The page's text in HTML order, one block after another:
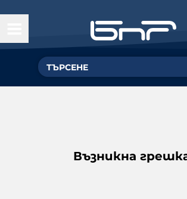
Възникна